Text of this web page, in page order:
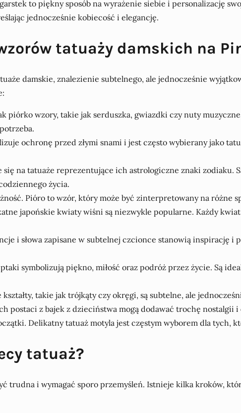
to piękny sposób na wyrażenie siebie i personalizację
jednocześnie kobiecość i elegancję.
tatuaży damskich na
damskie, znalezienie subtelnego, ale jednocześnie
piórko wzory, takie jak serduszka, gwiazdki czy nuty
ochronę przed złymi snami i jest często wybierany jako
na tatuaże reprezentujące ich astrologiczne znaki zodiaku.
życia.
Pióro to wzór, który może być zinterpretowany na różne
japońskie kwiaty wiśni są niezwykle popularne. Każdy
i słowa zapisane w subtelnej czcionce stanowią inspirację
symbolizują piękno, miłość oraz podróż przez życie. Są
takie jak trójkąty czy okręgi, są subtelne, ale
postaci z bajek z dzieciństwa mogą dodawać trochę nostalgii i
Delikatny tatuaż motyla jest częstym wyborem dla tych,
tatuaż?
trudna i wymagać sporo przemyśleń. Istnieje kilka kroków,